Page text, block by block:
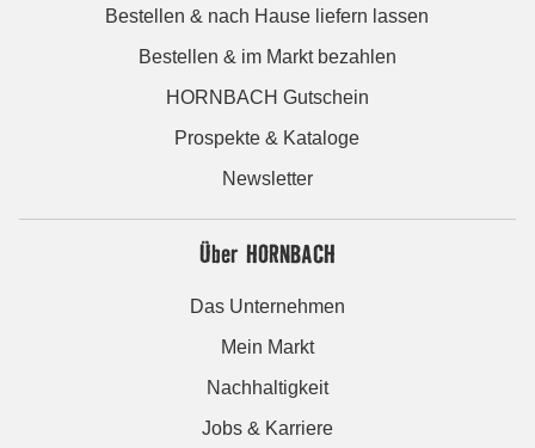
Bestellen & nach Hause liefern lassen
Bestellen & im Markt bezahlen
HORNBACH Gutschein
Prospekte & Kataloge
Newsletter
Über HORNBACH
Das Unternehmen
Mein Markt
Nachhaltigkeit
Jobs & Karriere